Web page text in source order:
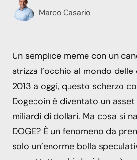
Marco Casario
Un semplice meme con un
strizza l’occhio al mondo
2013 a oggi, questo scherzo
Dogecoin è diventato un
miliardi di dollari. Ma cosa si
DOGE? È un fenomeno da
solo un’enorme bolla